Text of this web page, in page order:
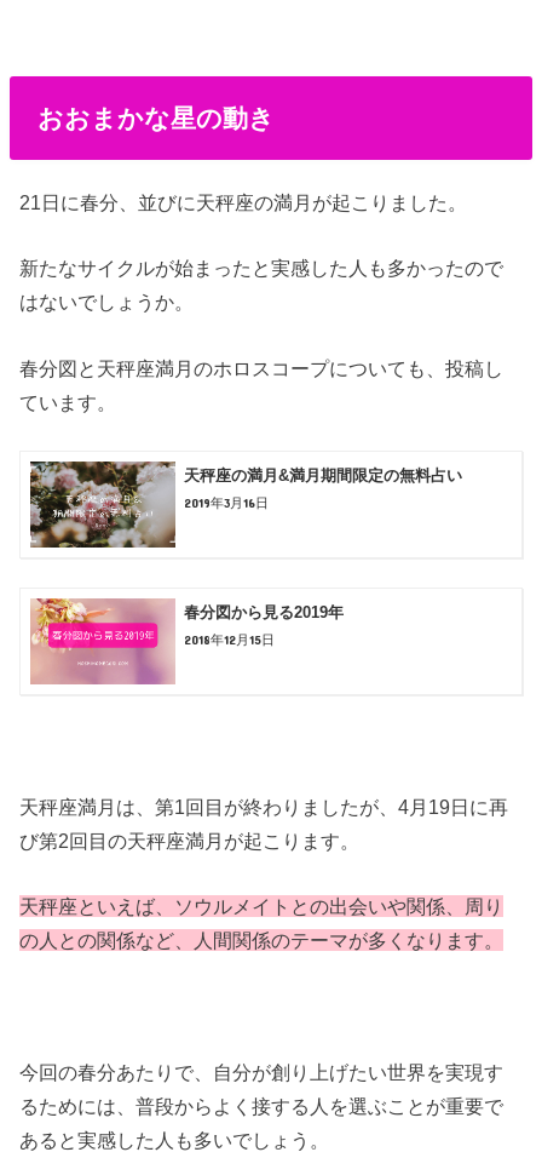
おおまかな星の動き
21日に春分、並びに天秤座の満月が起こりました。
新たなサイクルが始まったと実感した人も多かったので
はないでしょうか。
春分図と天秤座満月のホロスコープについても、投稿し
ています。
天秤座の満月&満月期間限定の無料占い
2019年3月16日
春分図から見る2019年
2018年12月15日
天秤座満月は、第1回目が終わりましたが、4月19日に再
び第2回目の天秤座満月が起こります。
天秤座といえば、ソウルメイトとの出会いや関係、周り
の人との関係など、人間関係のテーマが多くなります。
今回の春分あたりで、自分が創り上げたい世界を実現す
るためには、普段からよく接する人を選ぶことが重要で
あると実感した人も多いでしょう。